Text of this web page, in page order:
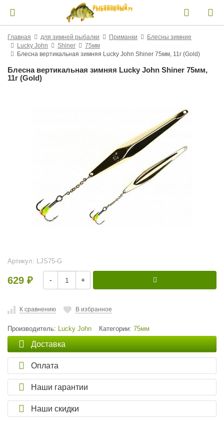
Главная для зимней рыбалки Приманки
Блесны зимние
Lucky John
Shiner
75мм
Блесна вертикальная зимняя Lucky John Shiner 75мм, 11г (Gold)
Блесна вертикальная зимняя Lucky John Shiner 75мм,
11г (Gold)
Артикул: LJS75-G
629 ₽ - +
К сравнению В избранное
Производитель: Lucky John Категории: 75мм
Доставка
Оплата
Наши гарантии
Наши скидки